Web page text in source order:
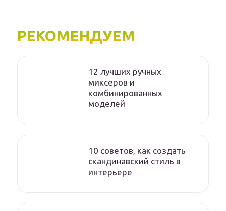
РЕКОМЕНДУЕМ
12 лучших ручных
миксеров и
комбинированных
моделей
10 советов, как создать
скандинавский стиль в
интерьере